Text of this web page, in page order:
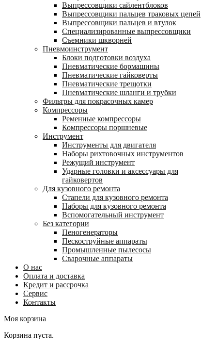
Выпрессовщики сайлентблоков
Выпрессовщики пальцев траковых цепей
Выпрессовщики пальцев и втулок
Специализированные выпрессовщики
Cъемники шкворней
Пневмоинструмент
Блоки подготовки воздуха
Пневматические бормашины
Пневматические гайковерты
Пневматические трещотки
Пневматические шланги и трубки
Фильтры для покрасочных камер
Компрессоры
Ременные компрессоры
Компрессоры поршневые
Инструмент
Инструменты для двигателя
Наборы рихтовочных инструментов
Режущий инструмент
Ударные головки и аксессуары для
гайковертов
Для кузовного ремонта
Стапели для кузовного ремонта
Наборы для кузовного ремонта
Вспомогательный инструмент
Без категории
Пеногенераторы
Пескоструйные аппараты
Промышленные пылесосы
Сварочные аппараты
О нас
Оплата и доставка
Кредит и рассрочка
Сервис
Контакты
Моя корзина
Корзина пуста.